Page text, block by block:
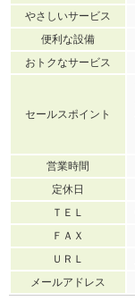
やさしいサービス
便利な設備
おトクなサービス
セールスポイント
営業時間
定休日
ＴＥＬ
ＦＡＸ
ＵＲＬ
メールアドレス